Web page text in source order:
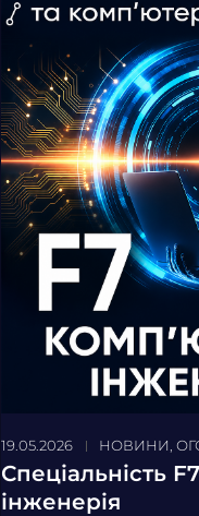
19.05.2026 НОВИНИ
Спеціальність
інженерія